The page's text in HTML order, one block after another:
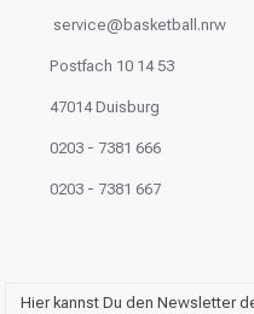
service@basketball.nrw
Postfach 10 14 53
47014 Duisburg
0203 - 7381 666
0203 - 7381 667
Hier kannst Du den Newsletter